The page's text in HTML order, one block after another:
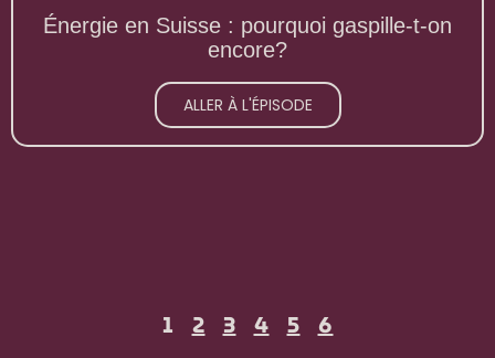
Énergie en Suisse : pourquoi gaspille-t-on
encore?
ALLER À L'ÉPISODE
1 2 3 4 5 6